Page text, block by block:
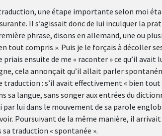
une étape importante selon moi
Il s’agissait donc de lui inculquer la
phrase, disons en allemand, une ou
tout compris ». Puis je le forçais à décoller
priais ensuite de me « raconter » ce qu’il avait
cela annonçait qu’il allait parler
traduction : s’il avait effectivement « bien
sa langue, sans songer aux entrées du
par lui dans le mouvement de sa parole
Poursuivant de la même manière, il
traduction « spontanée ».